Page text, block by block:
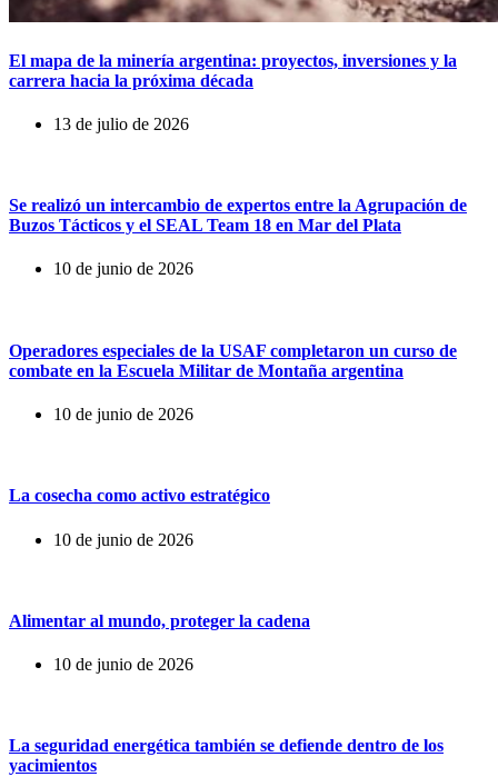
El mapa de la minería argentina: proyectos, inversiones y la
carrera hacia la próxima década
13 de julio de 2026
Se realizó un intercambio de expertos entre la Agrupación de
Buzos Tácticos y el SEAL Team 18 en Mar del Plata
10 de junio de 2026
Operadores especiales de la USAF completaron un curso de
combate en la Escuela Militar de Montaña argentina
10 de junio de 2026
La cosecha como activo estratégico
10 de junio de 2026
Alimentar al mundo, proteger la cadena
10 de junio de 2026
La seguridad energética también se defiende dentro de los
yacimientos